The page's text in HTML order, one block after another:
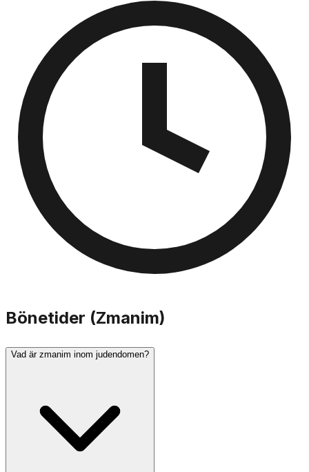
Öppna Am Hazak-appen, gå till Inställningar och tryck
på Notiser. Du kan aktivera påminnelser för specifika
bönetider som Shacharit, Mincha och Maariv, samt tider
för Shabbat-ljuständning. Anpassa hur många minuter
före varje tid du vill bli påmind.
Bönetider (Zmanim)
Vad är zmanim inom judendomen?